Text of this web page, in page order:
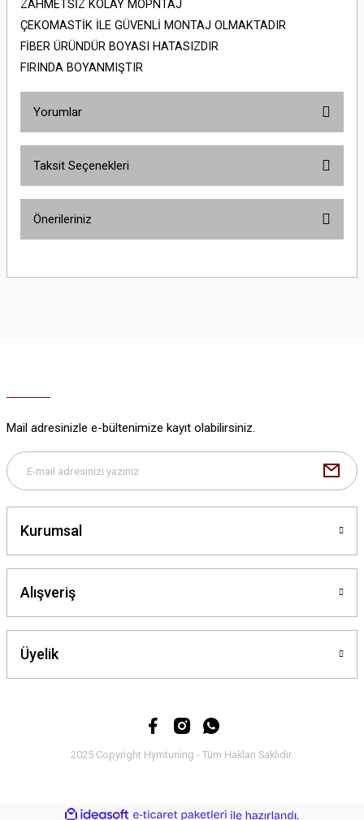
ZAHMETSİZ KOLAY MOPNTAJ
ÇEKOMASTİK İLE GÜVENLİ MONTAJ OLMAKTADIR
FİBER ÜRÜNDÜR BOYASI HATASIZDIR
FIRINDA BOYANMIŞTIR
Yorumlar
Taksit Seçenekleri
Önerileriniz
yetersiz gördüğünüz noktaları öneri formunu kullanarak tarafımıza
Bu ürüne benzer farklı alternatifler olmalı.
Mail adresinizle e-bültenimize kayıt olabilirsiniz.
Kurumsal
Alışveriş
Üyelik
2025 Copyright Hymtuning - Tüm Hakları Saklıdır.
ideasoft e-